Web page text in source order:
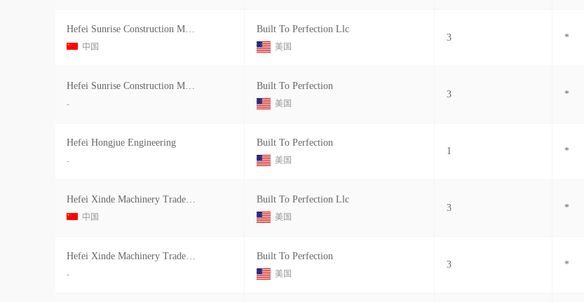
Hefei Sunrise Construction Machiner
中国
Built To Perfection Llc
美国
3 *
Hefei Sunrise Construction Machiner
-
Built To Perfection
美国
3 *
Hefei Hongjue Engineering
-
Built To Perfection
美国
1 *
Hefei Xinde Machinery Trade Co
中国
Built To Perfection Llc
美国
3 *
Hefei Xinde Machinery Trade Co
-
Built To Perfection
美国
3 *